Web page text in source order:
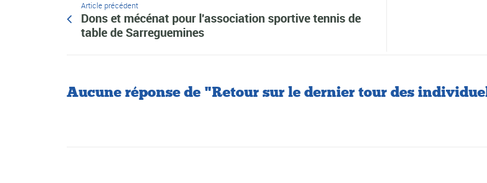
Article précédent
Dons et mécénat pour l'association sportive tennis de
table de Sarreguemines
Aucune réponse de "Retour sur le dernier tour des